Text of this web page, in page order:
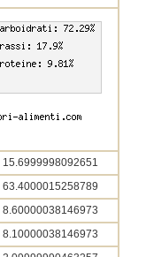
15.6999998092651
63.4000015258789
8.60000038146973
8.10000038146973